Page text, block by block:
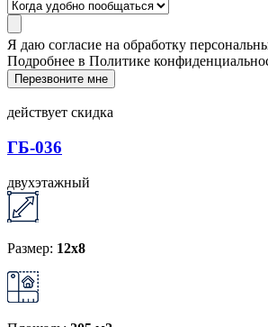
Я даю согласие на обработку
Подробнее в Политике
Перезвоните мне
действует скидка
ГБ-036
двухэтажный
Размер: 12x8